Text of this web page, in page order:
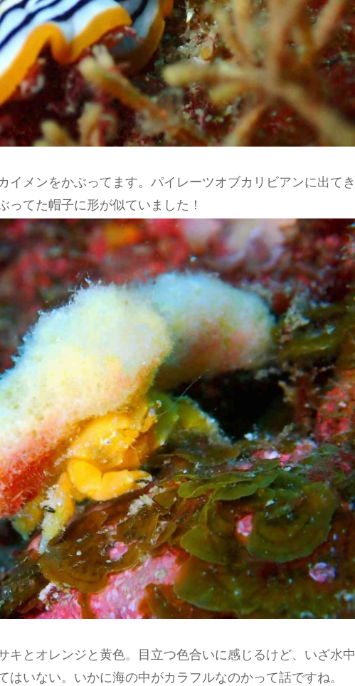
イメンをかぶってます。パイレーツオブカリビアンに出てき
ってた帽子に形が似ていました！
キとオレンジと黄色。目立つ色合いに感じるけど、いざ水中
いない。いかに海の中がカラフルなのかって話ですね。